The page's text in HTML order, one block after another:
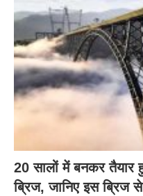
20 सालों में बनकर
ब्रिज, जानिए इस